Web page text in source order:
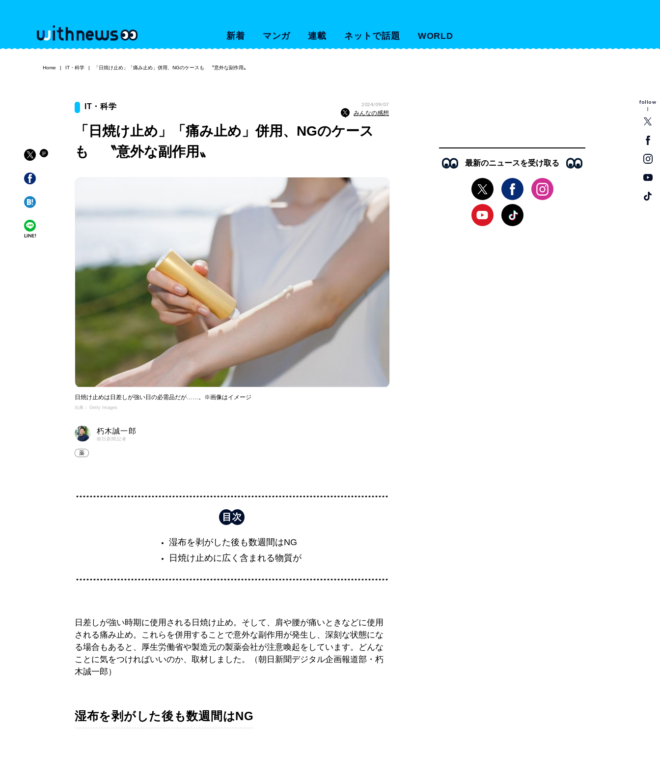
新着 マンガ 連載 ネットで話題 WORLD
follow
Home IT・科学 「日焼け止め」「痛み止め」併用、NGのケースも 〝意外な副作用〟
LINE!
IT・科学 2024/09/07
みんなの感想
「日焼け止め」「痛み止め」併用、NGのケース
も 〝意外な副作用〟
日焼け止めは日差しが強い日の必需品だが……。※画像はイメージ
出典： Getty Images
朽木誠一郎
朝日新聞記者
薬
湿布を剥がした後も数週間はNG
日焼け止めに広く含まれる物質が
日差しが強い時期に使用される日焼け止め。そして、肩や腰が痛いときなどに使用
される痛み止め。これらを併用することで意外な副作用が発生し、深刻な状態にな
る場合もあると、厚生労働省や製造元の製薬会社が注意喚起をしています。どんな
ことに気をつければいいのか、取材しました。（朝日新聞デジタル企画報道部・朽
木誠一郎）
湿布を剥がした後も数週間はNG
最新のニュースを受け取る